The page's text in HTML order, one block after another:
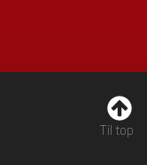
Til top